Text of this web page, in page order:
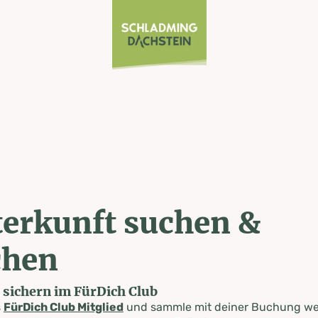
suchen &
im FürDich Club
FürDich Club Mitgliedund sammle mit deiner Buchung